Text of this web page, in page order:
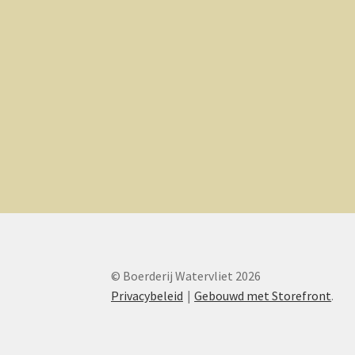
© Boerderij Watervliet 2026
Privacybeleid
Gebouwd met Storefront.